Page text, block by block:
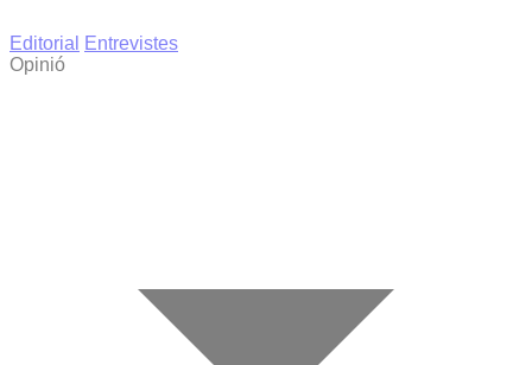
Editorial
Entrevistes
Opinió